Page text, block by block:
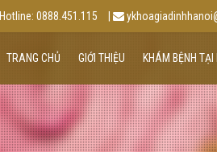
Hotline: 0888.451.115
TRANG CHỦ GIỚI THIỆU KHÁM BỆNH TẠI